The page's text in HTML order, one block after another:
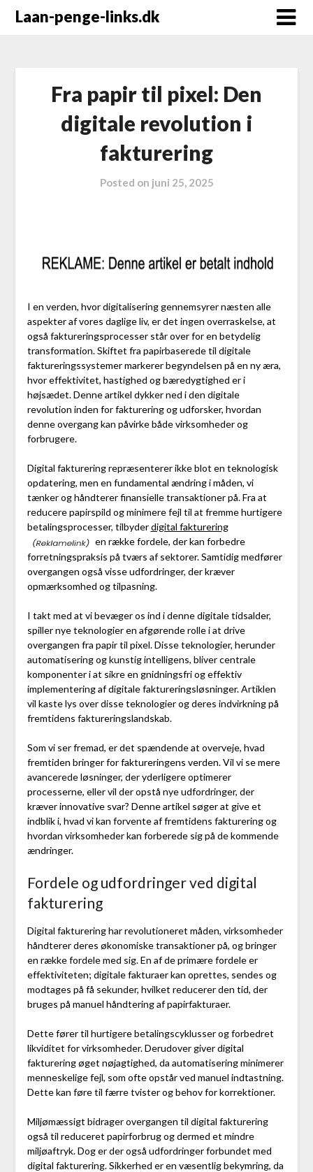
Laan-penge-links.dk
Fra papir til pixel: Den
digitale revolution i
fakturering
Posted on juni 25, 2025
I en verden, hvor digitalisering gennemsyrer næsten alle
aspekter af vores daglige liv, er det ingen overraskelse, at
også faktureringsprocesser står over for en betydelig
transformation. Skiftet fra papirbaserede til digitale
faktureringssystemer markerer begyndelsen på en ny æra,
hvor effektivitet, hastighed og bæredygtighed er i
højsædet. Denne artikel dykker ned i den digitale
revolution inden for fakturering og udforsker, hvordan
denne overgang kan påvirke både virksomheder og
forbrugere.
Digital fakturering repræsenterer ikke blot en teknologisk
opdatering, men en fundamental ændring i måden, vi
tænker og håndterer finansielle transaktioner på. Fra at
reducere papirspild og minimere fejl til at fremme hurtigere
betalingsprocesser, tilbyderdigital fakturering
en række fordele, der kan forbedre
forretningspraksis på tværs af sektorer. Samtidig medfører
overgangen også visse udfordringer, der kræver
opmærksomhed og tilpasning.
I takt med at vi bevæger os ind i denne digitale tidsalder,
spiller nye teknologier en afgørende rolle i at drive
overgangen fra papir til pixel. Disse teknologier, herunder
automatisering og kunstig intelligens, bliver centrale
komponenter i at sikre en gnidningsfri og effektiv
implementering af digitale faktureringsløsninger. Artiklen
vil kaste lys over disse teknologier og deres indvirkning på
fremtidens faktureringslandskab.
Som vi ser fremad, er det spændende at overveje, hvad
fremtiden bringer for faktureringens verden. Vil vi se mere
avancerede løsninger, der yderligere optimerer
processerne, eller vil der opstå nye udfordringer, der
kræver innovative svar? Denne artikel søger at give et
indblik i, hvad vi kan forvente af fremtidens fakturering og
hvordan virksomheder kan forberede sig på de kommende
ændringer.
Fordele og udfordringer ved digital
fakturering
Digital fakturering har revolutioneret måden, virksomheder
håndterer deres økonomiske transaktioner på, og bringer
en række fordele med sig. En af de primære fordele er
effektiviteten; digitale fakturaer kan oprettes, sendes og
modtages på få sekunder, hvilket reducerer den tid, der
bruges på manuel håndtering af papirfakturaer.
Dette fører til hurtigere betalingscyklusser og forbedret
likviditet for virksomheder. Derudover giver digital
fakturering øget nøjagtighed, da automatisering minimerer
menneskelige fejl, som ofte opstår ved manuel indtastning.
Dette kan føre til færre tvister og behov for korrektioner.
Miljømæssigt bidrager overgangen til digital fakturering
også til reduceret papirforbrug og dermed et mindre
miljøaftryk. Dog er der også udfordringer forbundet med
digital fakturering. Sikkerhed er en væsentlig bekymring, da